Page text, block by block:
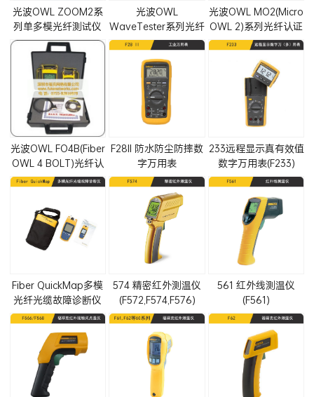
光波OWL ZOOM2系
列单多模光纤测试仪
套件
光波OWL
WaveTester系列光纤
测试仪套件
光波OWL MO2(Micro
OWL 2)系列光纤认证
测试仪
光波OWL FO4B(Fiber
OWL 4 BOLT)光纤认
证测试套件
F28II 防水防尘防摔数
字万用表
233远程显示真有效值
数字万用表(F233)
Fiber QuickMap多模
光纤光缆故障诊断仪
(FQM-M)
574 精密红外测温仪
(F572,F574,F576)
561 红外线测温仪
(F561)